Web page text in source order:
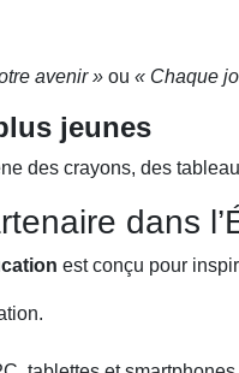
avenir » ou « Chaque
jeunes
des crayons, des
dans
est conçu pour